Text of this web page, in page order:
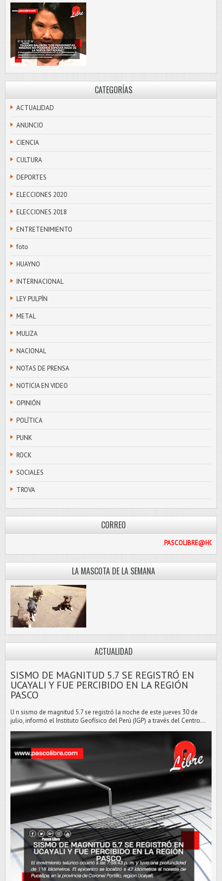
CATEGORÍAS
ACTUALIDAD
ANUNCIO
CIENCIA
CULTURA
DEPORTES
ELECCIONES 2020
ELECCIONES 2018
ENTRETENIMIENTO
foto
HUAYNO
INTERNACIONAL
LEY PULPÍN
METAL
MULIZA
NACIONAL
NOTAS DE PRENSA
NOTICIA EN VIDEO
OPINIÓN
POLÍTICA
PUNK
ROCK
SOCIALES
TROVA
CORREO
LA MASCOTA DE LA SEMANA
ACTUALIDAD
SISMO DE MAGNITUD 5.7 SE REGISTRÓ EN
UCAYALI Y FUE PERCIBIDO EN LA REGIÓN
PASCO
U n sismo de magnitud 5.7 se registró la noche de este jueves 30 de
julio, informó el Instituto Geofísico del Perú (IGP) a través del Centro...